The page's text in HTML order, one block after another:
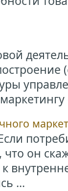
что он
...